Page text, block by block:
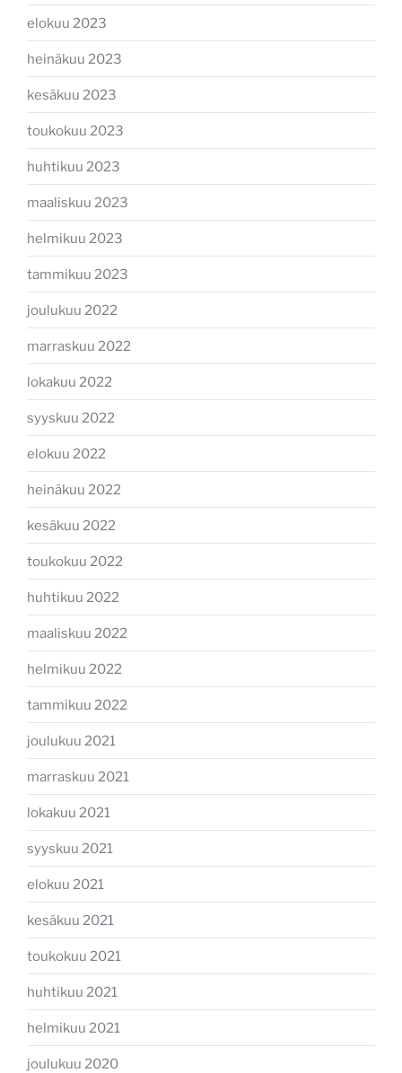
elokuu 2023
heinäkuu 2023
kesäkuu 2023
toukokuu 2023
huhtikuu 2023
maaliskuu 2023
helmikuu 2023
tammikuu 2023
joulukuu 2022
marraskuu 2022
lokakuu 2022
syyskuu 2022
elokuu 2022
heinäkuu 2022
kesäkuu 2022
toukokuu 2022
huhtikuu 2022
maaliskuu 2022
helmikuu 2022
tammikuu 2022
joulukuu 2021
marraskuu 2021
lokakuu 2021
syyskuu 2021
elokuu 2021
kesäkuu 2021
toukokuu 2021
huhtikuu 2021
helmikuu 2021
joulukuu 2020